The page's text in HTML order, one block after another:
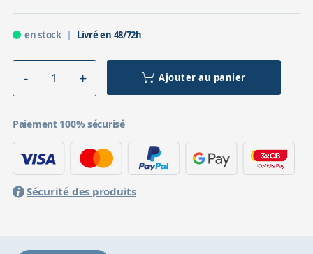
en stock Livré en 48/72h
Ajouter au panier
Paiement 100% sécurisé
Sécurité des produits